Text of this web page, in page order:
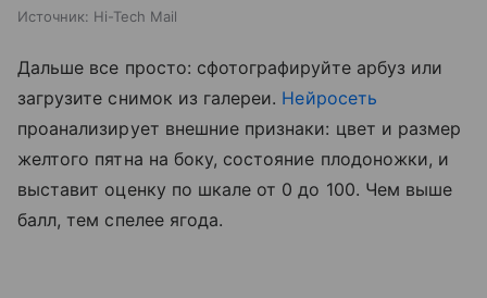
Источник: Hi-Tech Mail
Дальше все просто: сфотографируйте арбуз или
загрузите снимок из галереи. Нейросеть
проанализирует внешние признаки: цвет и размер
желтого пятна на боку, состояние плодоножки, и
выставит оценку по шкале от 0 до 100. Чем выше
балл, тем спелее ягода.